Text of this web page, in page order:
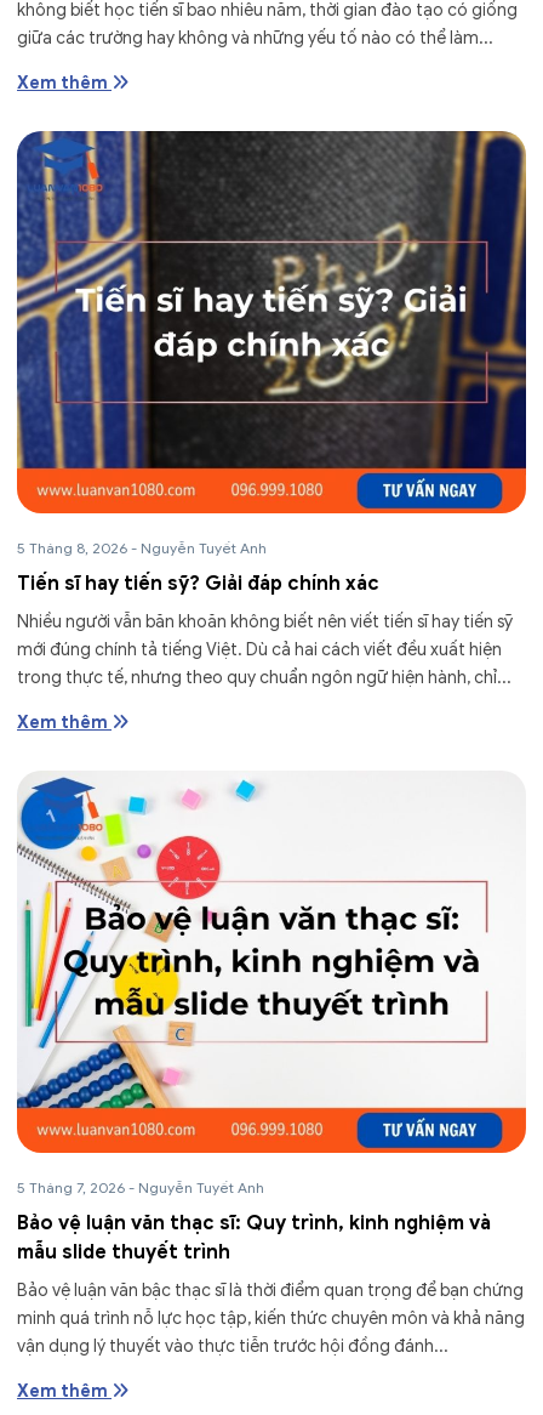
không biết học tiến sĩ bao nhiêu năm, thời gian đào tạo có giống
giữa các trường hay không và những yếu tố nào có thể làm...
Xem thêm
5 Tháng 8, 2026 - Nguyễn Tuyết Anh
Tiến sĩ hay tiến sỹ? Giải đáp chính xác
Nhiều người vẫn băn khoăn không biết nên viết tiến sĩ hay tiến sỹ
mới đúng chính tả tiếng Việt. Dù cả hai cách viết đều xuất hiện
trong thực tế, nhưng theo quy chuẩn ngôn ngữ hiện hành, chỉ...
Xem thêm
5 Tháng 7, 2026 - Nguyễn Tuyết Anh
Bảo vệ luận văn thạc sĩ: Quy trình, kinh nghiệm và
mẫu slide thuyết trình
Bảo vệ luận văn bậc thạc sĩ là thời điểm quan trọng để bạn chứng
minh quá trình nỗ lực học tập, kiến thức chuyên môn và khả năng
vận dụng lý thuyết vào thực tiễn trước hội đồng đánh...
Xem thêm